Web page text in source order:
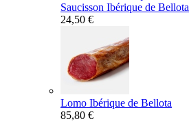
Saucisson Ibérique de Bellota
24,50 €
Lomo Ibérique de Bellota
85,80 €